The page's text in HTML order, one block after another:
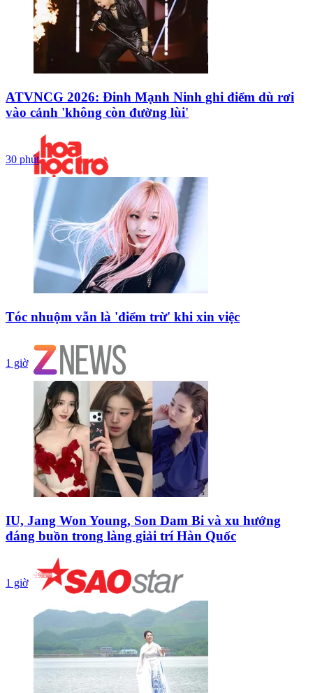
ATVNCG 2026: Đinh Mạnh Ninh ghi điểm dù rơi
vào cảnh 'không còn đường lùi'
30 phút
Tóc nhuộm vẫn là 'điểm trừ' khi xin việc
1 giờ
IU, Jang Won Young, Son Dam Bi và xu hướng
đáng buồn trong làng giải trí Hàn Quốc
1 giờ